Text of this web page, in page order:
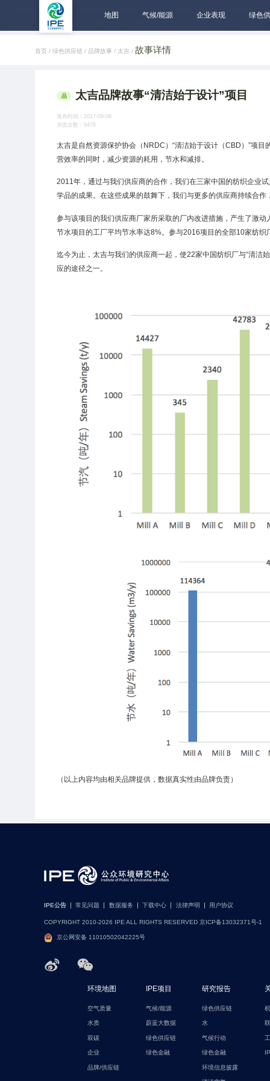
地图 气候/能源 企业表现 绿色
首页 /绿色供应链 /品牌故事 / 太吉 / 故事详情
品 太吉品牌故事“清洁始于设计”项目
发布时间：2017-09-08
浏览次数：9476
太吉是自然资源保护协会（NRDC）“清洁始于设计（CBD）”项
营效率的同时，减少资源的耗用，节水和减排。
2011年，通过与我们供应商的合作，我们在三家中国的纺织企业
学品的成果。在这些成果的鼓舞下，我们与更多的供应商持续合
参与该项目的我们供应商厂家所采取的厂内改进措施，产生了激
节水项目的工厂平均节水率达8%。参与2016项目的全部10家纺
迄今为止，太吉与我们的供应商一起，使22家中国纺织厂与“清洁
应的途径之一。
（以上内容均由相关品牌提供，数据真实性由品牌负责）
IPE公告 常见问题 数据服务 下载中心 法律声明 用户协议
COPYRIGHT 2010-2026 IPE ALL RIGHTS RESERVED 京ICP备13032371号-1
京公网安备 11010502042225号
环境地图
空气质量
水质
双碳
企业
品牌/供应链
IPE项目
气候/能源
蔚蓝大数据
绿色供应链
绿色金融
研究报告
绿色供应链
水
气候行动
绿色金融
环境信息披露